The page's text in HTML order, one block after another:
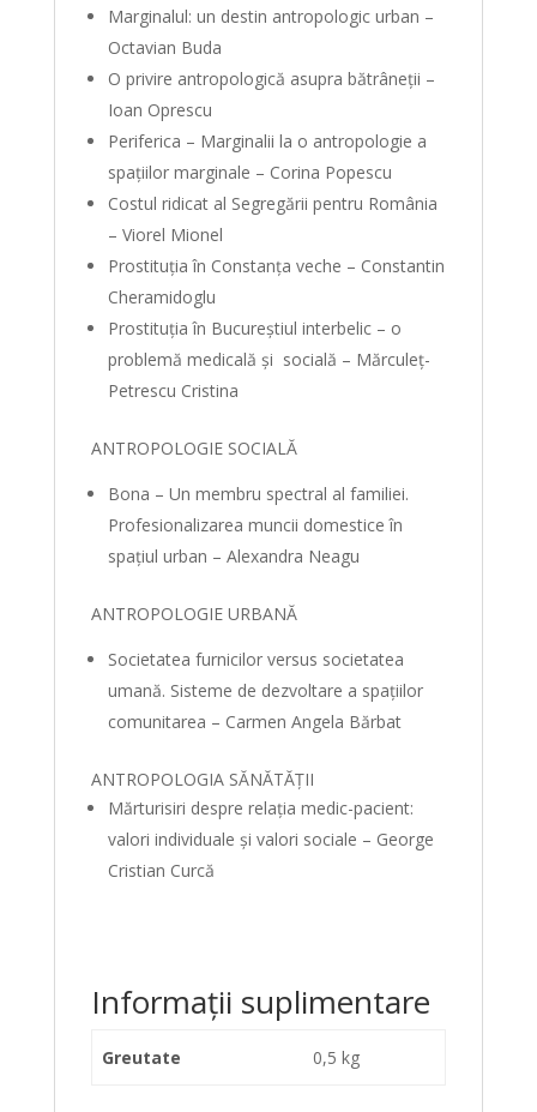
Marginalul: un destin antropologic urban –
Octavian Buda
O privire antropologică asupra bătrâneţii –
Ioan Oprescu
Periferica – Marginalii la o antropologie a
spaţiilor marginale – Corina Popescu
Costul ridicat al Segregării pentru România
– Viorel Mionel
Prostituţia în Constanţa veche – Constantin
Cheramidoglu
Prostituţia în Bucureştiul interbelic – o
problemă medicală şi socială – Mărculeţ-
Petrescu Cristina
ANTROPOLOGIE SOCIALĂ
Bona – Un membru spectral al familiei.
Profesionalizarea muncii domestice în
spaţiul urban – Alexandra Neagu
ANTROPOLOGIE URBANĂ
Societatea furnicilor versus societatea
umană. Sisteme de dezvoltare a spaţiilor
comunitarea – Carmen Angela Bărbat
ANTROPOLOGIA SĂNĂTĂŢII
Mărturisiri despre relaţia medic-pacient:
valori individuale şi valori sociale – George
Cristian Curcă
Informații suplimentare
Greutate 0,5 kg